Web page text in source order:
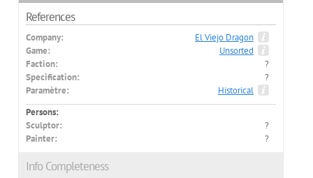
References
Company:
El Viejo Dragon
Game:
Unsorted
Faction:
?
Specification:
?
Paramètre:
Historical
Persons:
Sculptor:
?
Painter:
?
Info Completeness